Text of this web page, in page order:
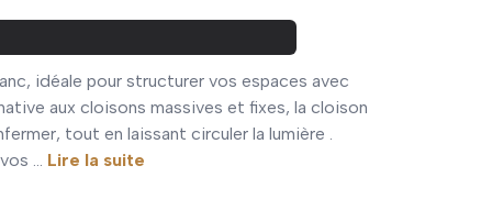
idéale pour structurer vos espaces avec
aux cloisons massives et fixes, la cloison
tout en laissant circuler la lumière .
... Lire la suite